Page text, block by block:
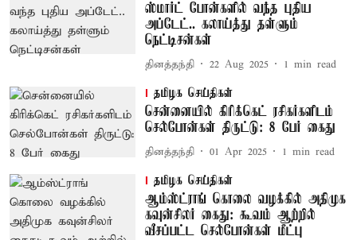
ஸ்மார்ட் போன்களில் வந்த புதிய
அப்டேட்.. கலாய்த்து தள்ளும்
நெட்டிசன்கள்
தினத்தந்தி 22 Aug 2025 1 min read
தமிழக செய்திகள்
சென்னையில் கிரிக்கெட் ரசிகர்களிடம்
செல்போன்கள் திருட்டு: 8 பேர் கைது
தினத்தந்தி 01 Apr 2025 1 min read
தமிழக செய்திகள்
ஆம்ஸ்ட்ராங் கொலை வழக்கில் அதிமுக
கவுன்சிலர் கைது: கூவம் ஆற்றில்
வீசப்பட்ட செல்போன்கள் மீட்பு